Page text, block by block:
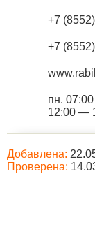
+7 (8552)
+7
пн.
12:00 —
Добавлена:
Проверена: